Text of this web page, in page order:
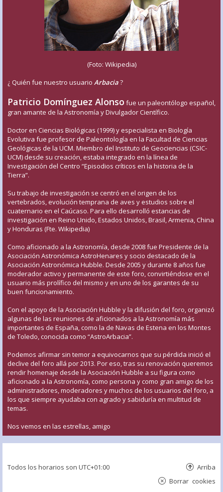
(Foto: Wikipedia)
¿ Quién fue nuestro usuario Arbacia?
Patricio Domínguez Alonso fue un paleontólogo español,
gran amante de la Astronomía y Divulgador Científico.
Doctor en Ciencias Biológicas (1999) y especialista en Biología
Evolutiva fue profesor de Paleontología en la Facultad de Ciencias
Geológicas de la UCM. Miembro del Instituto de Geociencias (CSIC-
UCM) desde su creación, estaba integrado en la línea de
Investigación del Centro “Episodios críticos en la historia de la
Tierra”.
Su trabajo de investigación se centró en el origen de los
vertebrados, evolución temprana de aves y estudios sobre el
cuaternario en el Caúcaso. Para ello desarrolló estancias de
investigación en Reino Unido, Estados Unidos, Brasil, Armenia, China
y Honduras (Fte. Wikipedia)
Como aficionado a la Astronomía, desde 2008 fue Presidente de la
Asociación Astronómica AstroHenares y socio destacado de la
Asociación Astronómica Hubble. Desde 2005 y durante 8 años fue
moderador activo y permanente de este foro, convirtiéndose en el
usuario más prolífico del mismo y en uno de los garantes de su
buen funcionamiento.
Con el apoyo de la Asociación Hubble y la difusión del foro, organizó
algunas de las reuniones de aficionados a la Astronomía más
importantes de España, como la de Navas de Estena en los Montes
de Toledo, conocida como “AstroArbacia”.
Podemos afirmar sin temor a equivocarnos que su pérdida inició el
declive del foro allá por 2013. Por eso, tras su renovación queremos
rendir homenaje desde la Asociación Hubble a su figura como
aficionado a la Astronomía, como persona y como gran amigo de los
administradores, moderadores y muchos de los usuarios del foro, a
los que siempre ayudaba con agrado y sabiduría en multitud de
temas.
Nos vemos en las estrellas, amigo
Todos los horarios son UTC+01:00 Arriba
Borrar cookies